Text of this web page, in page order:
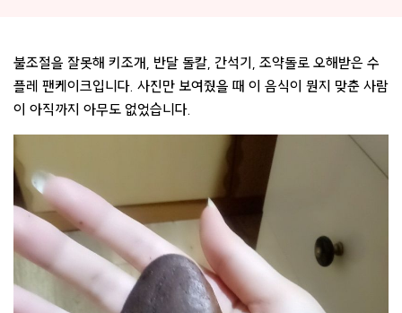
불조절을 잘못해 키조개, 반달 돌칼, 간석기, 조약돌로 오해받은 수
플레 팬케이크입니다. 사진만 보여줬을 때 이 음식이 뭔지 맞춘 사람
이 아직까지 아무도 없었습니다.